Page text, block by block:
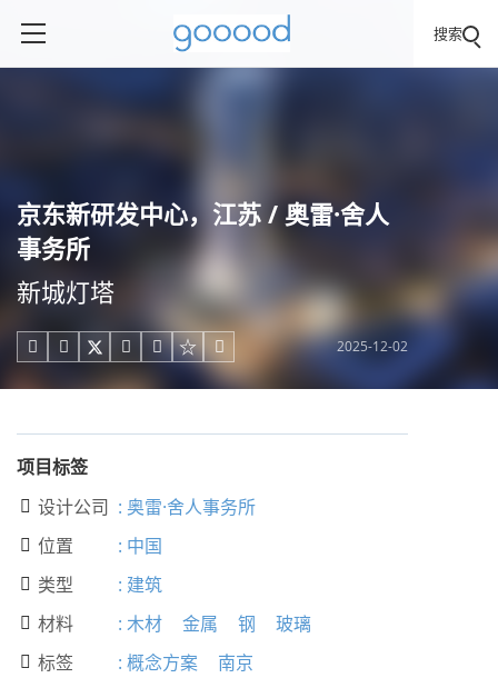
搜索
京东新研发中心，江苏 / 奥雷·舍人
事务所
新城灯塔
     2025-12-02
项目标签
 设计公司 : 奥雷·舍人事务所
 位置 : 中国
 类型 : 建筑
 材料 : 木材 金属 钢 玻璃
 标签 : 概念方案 南京